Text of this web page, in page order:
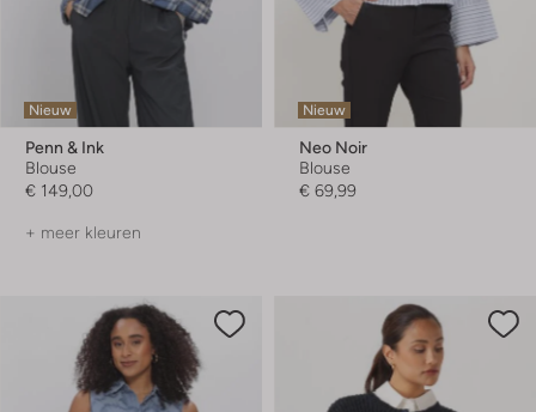
Nieuw
Penn & Ink
Blouse
€ 149,00
+ meer kleuren
Nieuw
Neo Noir
Blouse
€ 69,99